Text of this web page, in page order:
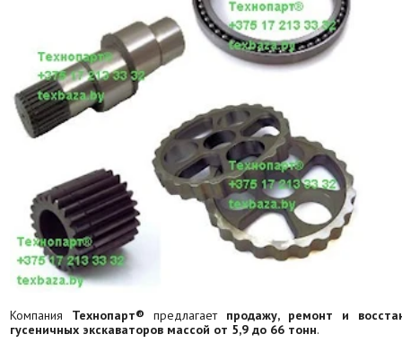
Компания Технопарт® предлагает продажу, ремонт и
гусеничных экскаваторов массой от 5,9 до 66 тонн.